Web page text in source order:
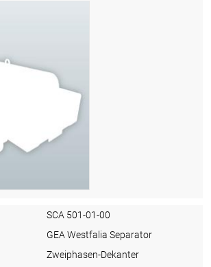
SCA 501-01-00
GEA Westfalia Separator
Zweiphasen-Dekanter